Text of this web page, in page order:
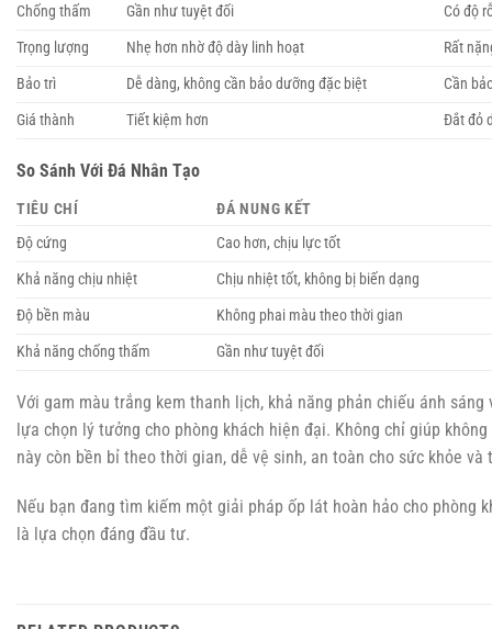
Chống thấm
Gần như tuyệt đối
Có độ
Trọng lượng
Nhẹ hơn nhờ độ dày linh hoạt
Rất
Bảo trì
Dễ dàng, không cần bảo dưỡng đặc biệt
Cần
Giá thành
Tiết kiệm hơn Đắt đỏ
So Sánh Với Đá Nhân Tạo
TIÊU CHÍ
ĐÁ NUNG KẾT
Độ cứng
Cao hơn, chịu lực tốt
Khả năng chịu nhiệt
Chịu nhiệt tốt, không bị biến dạng
Độ bền màu
Không phai màu theo thời gian
Khả năng chống thấm
Gần như tuyệt đối
Với gam màu trắng kem thanh lịch, khả năng phản chiếu ánh
lựa chọn lý tưởng cho phòng khách hiện đại. Không chỉ giúp
này còn bền bỉ theo thời gian, dễ vệ sinh, an toàn cho sức khỏe
Nếu bạn đang tìm kiếm một giải pháp ốp lát hoàn hảo cho phòng
là lựa chọn đáng đầu tư.